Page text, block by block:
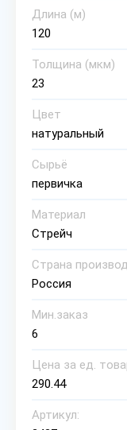
Длина (м)
120
Толщина (мкм)
23
Цвет
натуральный
Сырьё
первичка
Материал
Стрейч
Страна
Россия
Мин.заказ
6
Цена за ед.
290.44
Артикул: